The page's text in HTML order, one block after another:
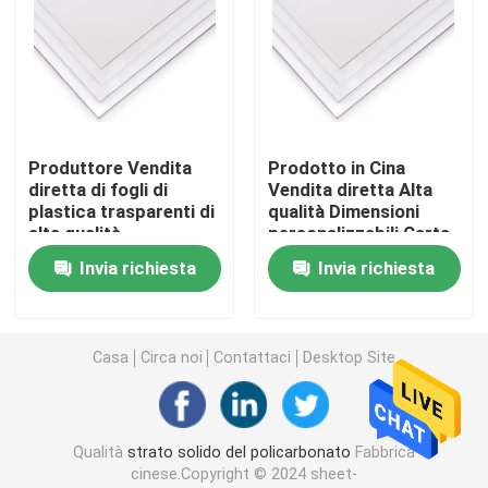
Strato di plastica del PVC
Rotolo di film del policarbonato
Strato del policarbonato del favo
Strato triplo del policarbonato di strato
Strato glassato del policarbonato
Strato di diffusione leggero del policarbonato
Produttore Vendita
diretta di fogli di
plastica trasparenti di
alta qualità
Invia richiesta
Prodotto in Cina
Vendita diretta Alta
qualità Dimensioni
personalizzabili Carta
di plastica
trasparente Carta di
policarbonato solido
Invia richiesta
Casa Circa noi Contattaci Desktop Site
Qualità strato solido del policarbonato Fabbrica
cinese.Copyright © 2024 sheet-